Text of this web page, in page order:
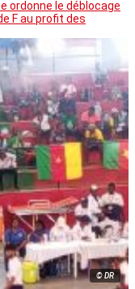
ordonne le déblocage
F au profit des
© DR